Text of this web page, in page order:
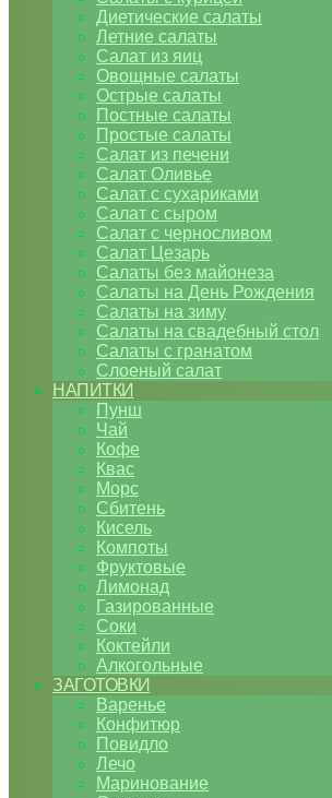
Диетические салаты
Летние салаты
Салат из яиц
Овощные салаты
Острые салаты
Постные салаты
Простые салаты
Салат из печени
Салат Оливье
Салат с сухариками
Салат с сыром
Салат с черносливом
Салат Цезарь
Салаты без майонеза
Салаты на День Рождения
Салаты на зиму
Салаты на свадебный стол
Салаты с гранатом
Слоеный салат
НАПИТКИ
Пунш
Чай
Кофе
Квас
Морс
Сбитень
Кисель
Компоты
Фруктовые
Лимонад
Газированные
Соки
Коктейли
Алкогольные
ЗАГОТОВКИ
Варенье
Конфитюр
Повидло
Лечо
Маринование